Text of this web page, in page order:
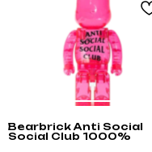
Bearbrick Anti Social
Social Club 1000%